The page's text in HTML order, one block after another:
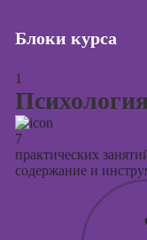
Блоки курса
1
7
практических
содержание и